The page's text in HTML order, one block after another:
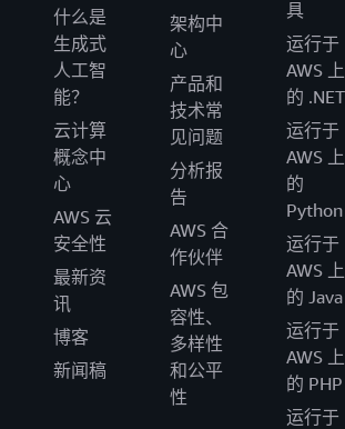
什么是
生成式
人工智
能？
云计算
概念中
心
AWS 云
安全性
最新资
讯
博客
新闻稿
架构中
心
产品和
技术常
见问题
分析报
告
AWS 合
作伙伴
AWS 包
容性、
多样性
和公平
性
具
运行于
AWS 上
的 .NET
运行于
AWS 上
的
Python
运行于
AWS 上
的 Java
运行于
AWS 上
的 PHP
运行于